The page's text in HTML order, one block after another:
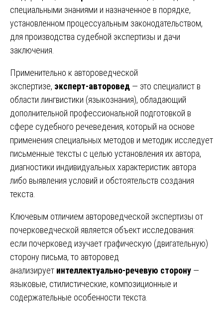
специальными знаниями и назначенное в порядке,
установленном процессуальным законодательством,
для производства судебной экспертизы и дачи
заключения.
Применительно к автороведческой
экспертизе, эксперт-авторовед — это специалист в
области лингвистики (языкознания), обладающий
дополнительной профессиональной подготовкой в
сфере судебного речеведения, который на основе
применения специальных методов и методик исследует
письменные тексты с целью установления их автора,
диагностики индивидуальных характеристик автора
либо выявления условий и обстоятельств создания
текста.
Ключевым отличием автороведческой экспертизы от
почерковедческой является объект исследования:
если почерковед изучает графическую (двигательную)
сторону письма, то авторовед
анализирует интеллектуально-речевую сторону —
языковые, стилистические, композиционные и
содержательные особенности текста.